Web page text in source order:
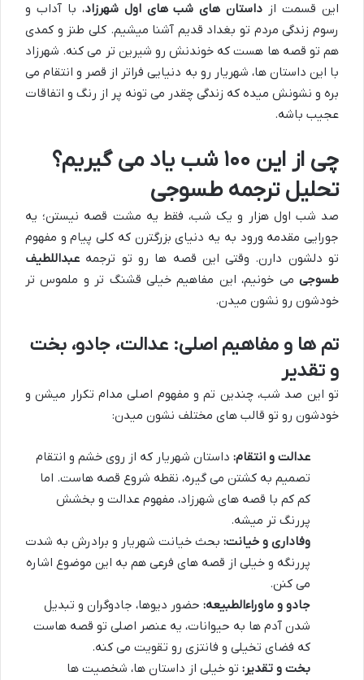
این قسمت از داستان های شب های اول شهرزاد، با آداب و
رسوم زندگی مردم تو بغداد قدیم آشنا میشیم. کلی طنز و کمدی
هم تو قصه ها هست که خوندنش رو شیرین تر می کنه. شهرزاد
با این داستان ها، شهریار رو به دنیایی فراتر از قصر و انتقام می
بره و نشونش میده که زندگی چقدر می تونه پر از رنگ و اتفاقات
عجیب باشه.
چی از این ۱۰۰ شب یاد می گیریم؟
تحلیل ترجمه طسوجی
صد شب اول هزار و یک شب، فقط یه مشت قصه نیستن؛ یه
جورایی مقدمه ورود به یه دنیای بزرگترن که کلی پیام و مفهوم
تو دلشون دارن. وقتی این قصه ها رو تو ترجمه عبداللطیف
طسوجی می خونیم، این مفاهیم خیلی قشنگ تر و ملموس تر
خودشون رو نشون میدن.
تم ها و مفاهیم اصلی: عدالت، جادو، بخت
و تقدیر
تو این صد شب، چندین تم و مفهوم اصلی مدام تکرار میشن و
خودشون رو تو قالب های مختلف نشون میدن:
عدالت و انتقام: داستان شهریار که از روی خشم و انتقام
تصمیم به کشتن می گیره، نقطه شروع قصه هاست. اما
کم کم با قصه های شهرزاد، مفهوم عدالت و بخشش
پررنگ تر میشه.
وفاداری و خیانت: بحث خیانت شهریار و برادرش به شدت
پررنگه و خیلی از قصه های فرعی هم به این موضوع اشاره
می کنن.
جادو و ماوراءالطبیعه: حضور دیوها، جادوگران و تبدیل
شدن آدم ها به حیوانات، یه عنصر اصلی تو قصه هاست
که فضای تخیلی و فانتزی رو تقویت می کنه.
بخت و تقدیر: تو خیلی از داستان ها، شخصیت ها